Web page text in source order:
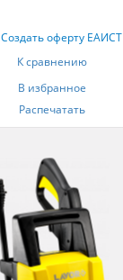
Создать оферту ЕАИСТ
К сравнению
В избранное
Распечатать